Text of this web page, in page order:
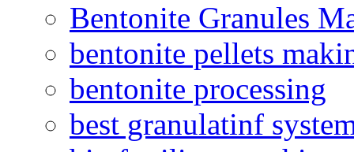
Bentonite Granules
bentonite pellets
bentonite processing
best granulatinf